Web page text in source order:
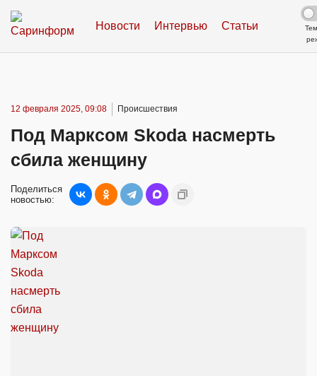
Новости Интервью Статьи
12 февраля 2025, 09:08 Происшествия
Под Марксом Skoda насмерть
сбила женщину
Поделиться
новостью: